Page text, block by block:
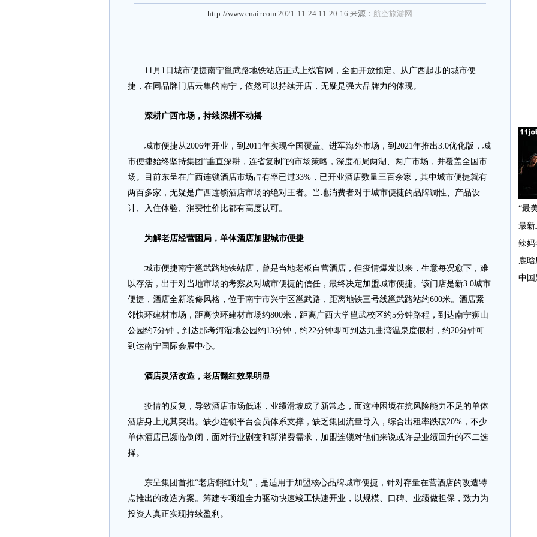
http://www.cnair.com 2021-11-24 11:20:16 来源： 航空旅游网
11月1日城市便捷南宁邕武路地铁站店正式上线官网，全面开放预定。从广西起步的城市便
捷，在同品牌门店云集的南宁，依然可以持续开店，无疑是强大品牌力的体现。
深耕广西市场，持续深耕不动摇
城市便捷从2006年开业，到2011年实现全国覆盖、进军海外市场，到2021年推出3.0优化版，城
市便捷始终坚持集团“垂直深耕，连省复制”的市场策略，深度布局两湖、两广市场，并覆盖全国市
场。目前东呈在广西连锁酒店市场占有率已过33%，已开业酒店数量三百余家，其中城市便捷就有
两百多家，无疑是广西连锁酒店市场的绝对王者。当地消费者对于城市便捷的品牌调性、产品设
计、入住体验、消费性价比都有高度认可。
为解老店经营困局，单体酒店加盟城市便捷
城市便捷南宁邕武路地铁站店，曾是当地老板自营酒店，但疫情爆发以来，生意每况愈下，难
以存活，出于对当地市场的考察及对城市便捷的信任，最终决定加盟城市便捷。该门店是新3.0城市
便捷，酒店全新装修风格，位于南宁市兴宁区邕武路，距离地铁三号线邕武路站约600米。酒店紧
邻快环建材市场，距离快环建材市场约800米，距离广西大学邕武校区约5分钟路程，到达南宁狮山
公园约7分钟，到达那考河湿地公园约13分钟，约22分钟即可到达九曲湾温泉度假村，约20分钟可
到达南宁国际会展中心。
酒店灵活改造，老店翻红效果明显
疫情的反复，导致酒店市场低迷，业绩滑坡成了新常态，而这种困境在抗风险能力不足的单体
酒店身上尤其突出。缺少连锁平台会员体系支撑，缺乏集团流量导入，综合出租率跌破20%，不少
单体酒店已濒临倒闭，面对行业剧变和新消费需求，加盟连锁对他们来说或许是业绩回升的不二选
择。
东呈集团首推“老店翻红计划”，是适用于加盟核心品牌城市便捷，针对存量在营酒店的改造特
点推出的改造方案。筹建专项组全力驱动快速竣工快速开业，以规模、口碑、业绩做担保，致力为
投资人真正实现持续盈利。